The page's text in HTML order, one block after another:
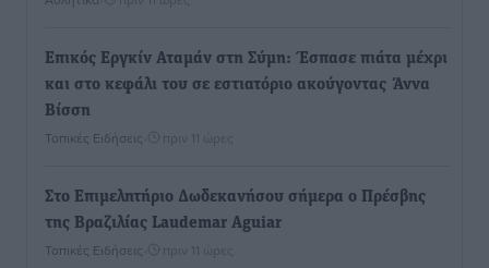
Επικός Εργκίν Αταμάν στη Σύμη: Έσπασε πιάτα μέχρι
και στο κεφάλι του σε εστιατόριο ακούγοντας Άννα
Βίσση
Τοπικές Ειδήσεις πριν 11 ώρες
Στο Επιμελητήριο Δωδεκανήσου σήμερα ο Πρέσβης
της Βραζιλίας Laudemar Aguiar
Τοπικές Ειδήσεις πριν 11 ώρες